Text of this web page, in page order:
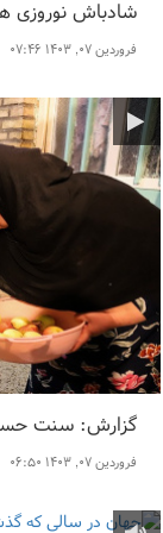
شادباش نوروزی
فروردین ۰۷, ۱۴۰۳ ۰۷:۴۶
گزارش: سنت
فروردین ۰۷, ۱۴۰۳ ۰۶:۵۰